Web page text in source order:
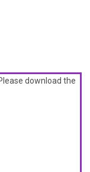
download the